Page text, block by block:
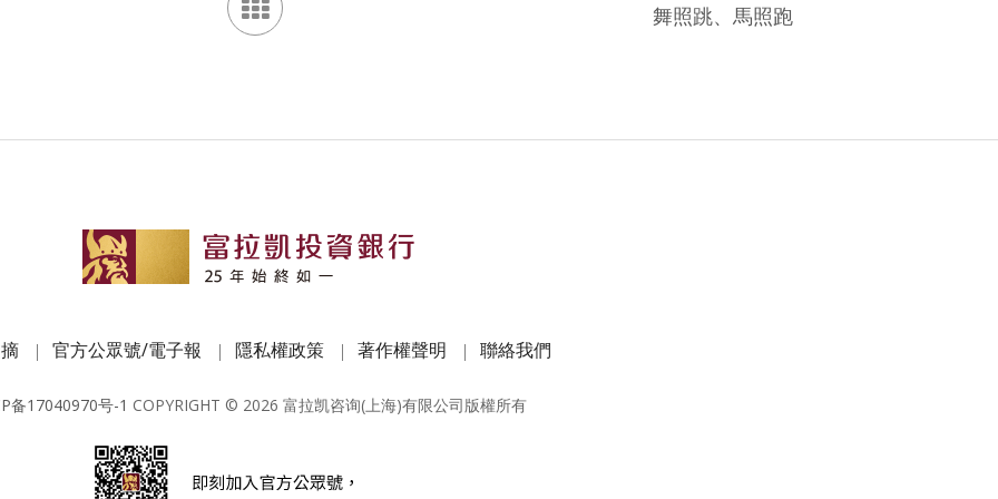
舞照跳、馬照跑
官方公眾號/電子報 隱私權政策 著作權聲明 聯絡我們
备17040970号-1 COPYRIGHT © 2026 富拉凯咨询(上海)有限公司版權所有